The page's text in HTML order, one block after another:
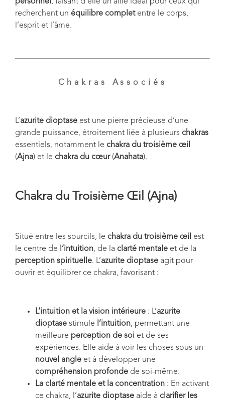
recherchent un équilibre completentre le corps,
l’esprit et l’âme.
Chakras Associés
L’azurite dioptase est une pierre précieuse d’une
grande puissance, étroitement liée à plusieurs chakras
essentiels, notamment le chakra du troisième œil
(Ajna) et le chakra du cœur(Anahata).
Chakra du Troisième Œil (Ajna)
Situé entre les sourcils, le chakra du troisième œil est
le centre de l’intuition, de la clarté mentale et de la
perception spirituelle. L’azurite dioptase agit pour
ouvrir et équilibrer ce chakra, favorisant :
L’intuition et la vision intérieure : L’azurite
dioptase stimule l’intuition, permettant une
meilleure perception de soi et de ses
expériences. Elle aide à voir les choses sous un
nouvel angle et à développer une
compréhension profonde de soi-même.
La clarté mentale et la concentration : En activant
ce chakra, l’azurite dioptase aide à clarifier les